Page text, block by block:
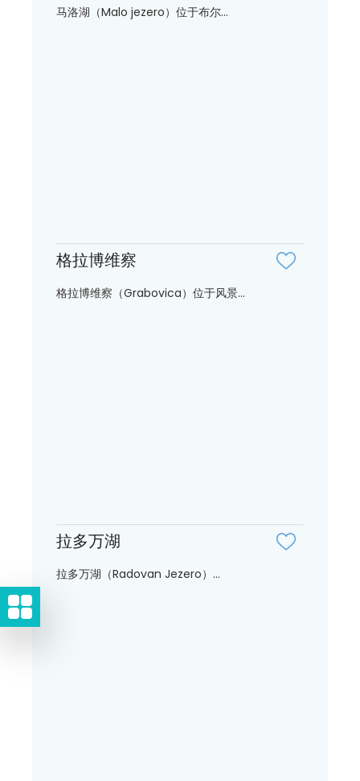
马洛湖（Malo jezero）位于布尔...
格拉博维察
格拉博维察（Grabovica）位于风景...
拉多万湖
拉多万湖（Radovan Jezero）...